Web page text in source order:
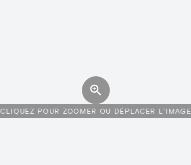
CLIQUEZ POUR ZOOMER OU DÉPLACER L'IMAGE